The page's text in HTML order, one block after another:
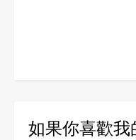
如果你喜歡我